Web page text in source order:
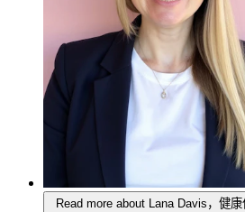
Read more about Lana Davis，健